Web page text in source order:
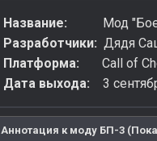
Название: Мод
Разработчики: Дядя
Платформа: Call of
Дата выхода: 3
Аннотация к моду БП-3